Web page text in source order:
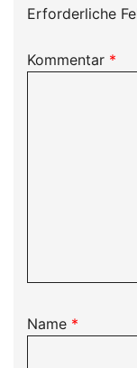
Erforderliche
Kommentar *
Name *